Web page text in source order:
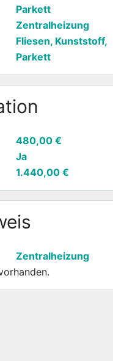
Parkett
Zentralheizung
Fliesen, Kunststoff,
Parkett
480,00 €
Ja
1.440,00 €
Zentralheizung